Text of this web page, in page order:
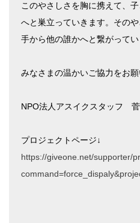
このやさしさを胸に携えて、
へと巣立っていきます。その
手から他の誰かへと繋がって
みなさまの温かいご協力をお願
NPO法人アスイクスタッフ
プロジェクトページ↓
https://giveone.net/supporter/